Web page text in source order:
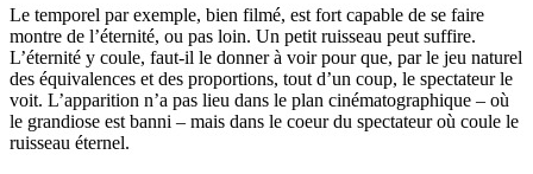
Le temporel par exemple, bien filmé, est fort capable de se faire
montre de l’éternité, ou pas loin. Un petit ruisseau peut suffire.
L’éternité y coule, faut-il le donner à voir pour que, par le jeu naturel
des équivalences et des proportions, tout d’un coup, le spectateur le
voit. L’apparition n’a pas lieu dans le plan cinématographique – où
le grandiose est banni – mais dans le coeur du spectateur où coule le
ruisseau éternel.